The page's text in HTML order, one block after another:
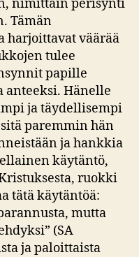
nimittäin perisynti
Tämän
harjoittavat väärää
tulee
papille
anteeksi. Hänelle
ja täydellisempi
paremmin hän
ja hankkia
käytäntö,
ruokki
tätä käytäntöä:
mutta
(SA
ja paloittaista